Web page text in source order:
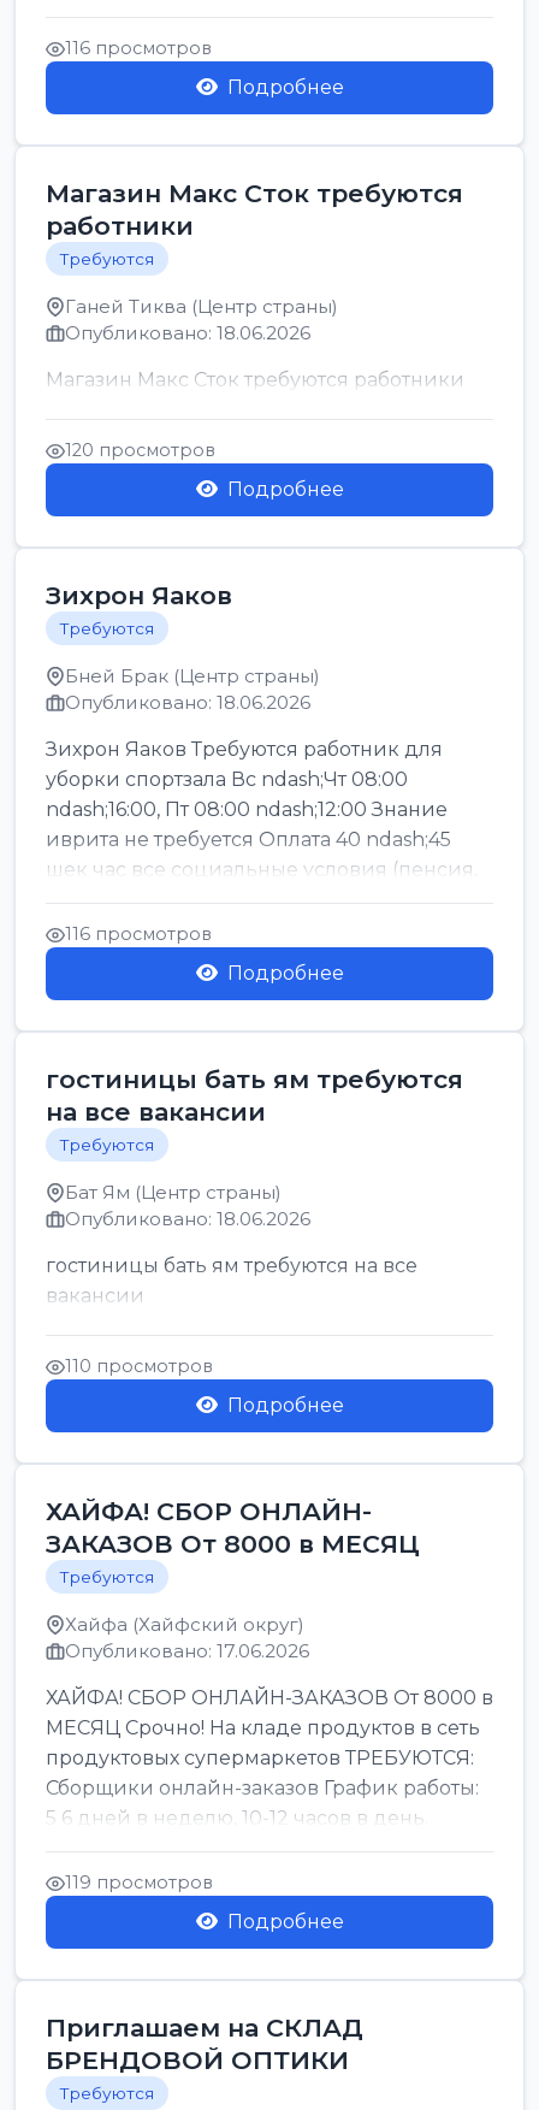
позицию возможна дом...
116 просмотров
Подробнее
Магазин Макс Сток требуются
работники
Требуются
Ганей Тиква (Центр страны)
Опубликовано: 18.06.2026
Магазин Макс Сток требуются работники
120 просмотров
Подробнее
Зихрон Яаков
Требуются
Бней Брак (Центр страны)
Опубликовано: 18.06.2026
Зихрон Яаков Требуются работник для
уборки спортзала Вс ndash;Чт 08:00
ndash;16:00, Пт 08:00 ndash;12:00 Знание
иврита не требуется Оплата 40 ndash;45
шек час все социальные условия (пенсия,
керен ишт...
116 просмотров
Подробнее
гостиницы бать ям требуются
на все вакансии
Требуются
Бат Ям (Центр страны)
Опубликовано: 18.06.2026
гостиницы бать ям требуются на все
вакансии
110 просмотров
Подробнее
ХАЙФА! СБОР ОНЛАЙН-
ЗАКАЗОВ От 8000 в МЕСЯЦ
Требуются
Хайфа (Хайфский округ)
Опубликовано: 17.06.2026
ХАЙФА! СБОР ОНЛАЙН-ЗАКАЗОВ От 8000 в
МЕСЯЦ Срочно! На кладе продуктов в сеть
продуктовых супермаркетов ТРЕБУЮТСЯ:
Сборщики онлайн-заказов График работы:
5 6 дней в неделю, 10-12 часов в день.
Колле ОП...
119 просмотров
Подробнее
Приглашаем на СКЛАД
БРЕНДОВОЙ ОПТИКИ
Требуются